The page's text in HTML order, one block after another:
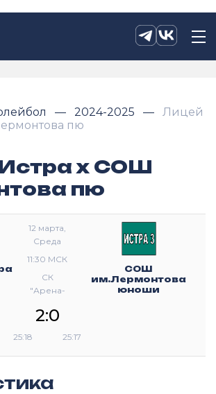
2024-2025
Лицей
пю
х СОШ
пю
12 марта,
Среда
11:30 МСК
СК
"Арена-
2:0
25:18 25:17
СОШ
им.Лермонтова
юноши